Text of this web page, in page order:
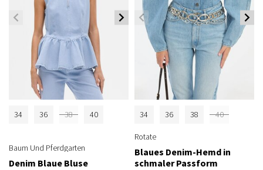
34 36 38 40
Baum Und Pferdgarten
Denim Blaue Bluse
34 36 38 40
Rotate
Blaues Denim-Hemd in
schmaler Passform